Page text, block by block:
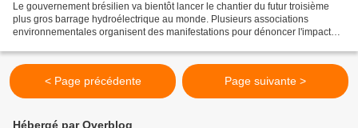
Le gouvernement brésilien va bientôt lancer le chantier du futur troisième
plus gros barrage hydroélectrique au monde. Plusieurs associations
environnementales organisent des manifestations pour dénoncer l'impact
< Page précédente Page suivante >
Hébergé par Overblog